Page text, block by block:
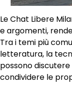
Le Chat Libere
e argomenti,
Tra i temi più
letteratura, la
possono
condividere le